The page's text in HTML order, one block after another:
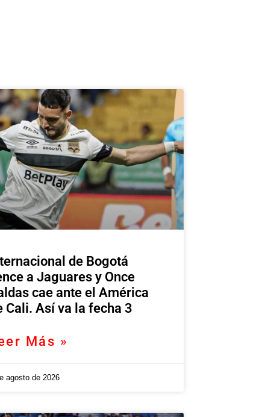
de Bogotá
a Jaguares y Once
cae ante el América
Cali. Así va la fecha 3
Más »
agosto de 2026